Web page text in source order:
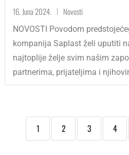
16. Juna 2024. Novosti
NOVOSTI Povodom
kompanija Saplast želi uputiti
najtoplije želje svim našim
partnerima, prijateljima i
1 2 3 4